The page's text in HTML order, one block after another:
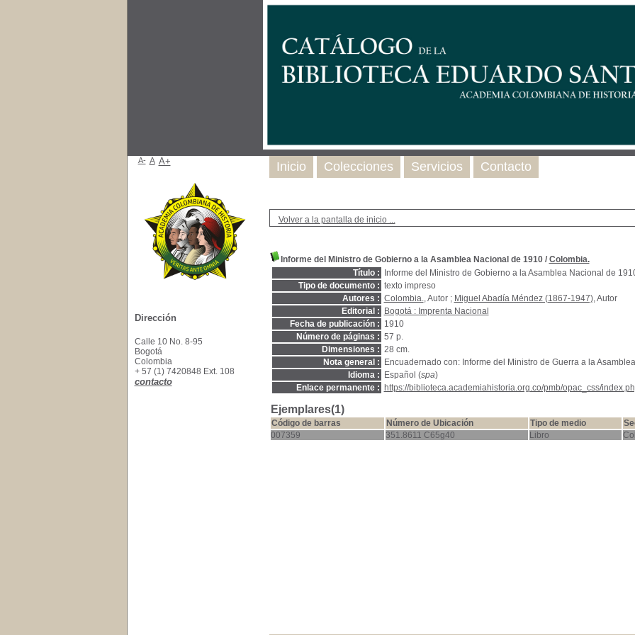
Volver a la pantalla de inicio ...
Informe del Ministro de Gobierno a la Asamblea Nacional de 1910/ Colombia.
Título :
Informe del Ministro de Gobierno a la Asamblea Nacional de
Tipo de documento : texto impreso
Autores : Colombia., Autor ; Miguel Abadía Méndez (1867-1947), Autor
Editorial :
Bogotá : Imprenta Nacional
Fecha de publicación : 1910
Número de páginas : 57 p.
Dimensiones : 28 cm.
Nota general :
Encuadernado con: Informe del Ministro de Guerra a la
Idioma :
Español (spa)
Enlace permanente :
https://biblioteca.academiahistoria.org.co/pmb/opac_css/
Ejemplares(1)
Código de barras Número de Ubicación Tipo de medio
007359
351.8611 C65g40 Libro
Inicio Colecciones Servicios Contacto
A- A A+
Dirección
Calle 10 No. 8-95
Bogotá
Colombia
+ 57 (1) 7420848 Ext. 108
contacto